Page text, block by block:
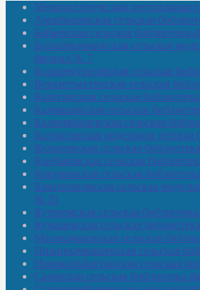
Межпоселенческая центральная
Амзибашевская сельская
Бабаевская сельская
Большекачаковская сельская
филиал № 7
Большекуразовская сельская
Верхнетыхтемская сельская
Калегинская сельская
Калмашевская сельская
Калмиябашевская сельская
Калтасинская модельная детская
Кельтеевская сельская
Киебаковская сельская
Кокушевская сельская
Краснохолмская сельская
№ 21
Кутеремская сельская
Кучашевская сельская
Малокачаковская сельская
Нижнекачмашевская сельская
Новокильбахтинская сельская
Сазовская сельская библиотека-